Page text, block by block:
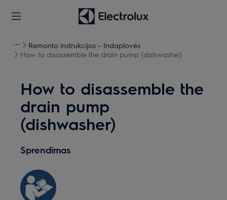
Remonto instrukcijos – Indaplovės
How to disassemble the drain pump (dishwasher)
How to disassemble the
drain pump
(dishwasher)
Sprendimas